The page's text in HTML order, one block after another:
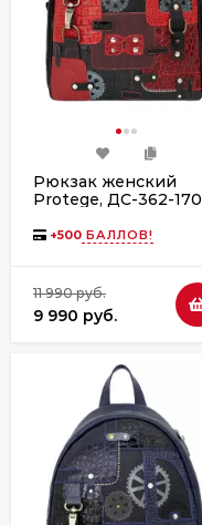
Рюкзак женский
Protege, ДС-362-170
красный рептилия
+500 БАЛЛОВ!
11 990 руб.
9 990 руб.